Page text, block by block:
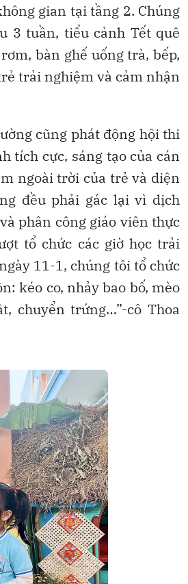
gian tại tầng 2. Chúng
3 tuần, tiểu cảnh Tết quê
bàn ghế uống trà, bếp,
trải nghiệm và cảm nhận
cũng phát động hội thi
tích cực, sáng tạo của cán
ngoài trời của trẻ và diện
đều phải gác lại vì dịch
phân công giáo viên thực
tổ chức các giờ học trải
11-1, chúng tôi tổ chức
kéo co, nhảy bao bố, mèo
chuyển trứng…”-cô Thoa